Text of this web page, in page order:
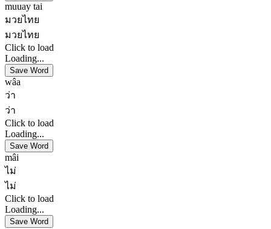
muuay tai
มวยไทย
มวยไทย
Click to load
Loading...
Save Word
wâa
ว่า
ว่า
Click to load
Loading...
Save Word
mâi
ไม่
ไม่
Click to load
Loading...
Save Word